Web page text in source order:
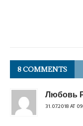
8 COMMENTS
Любовь
31.07.2018 AT